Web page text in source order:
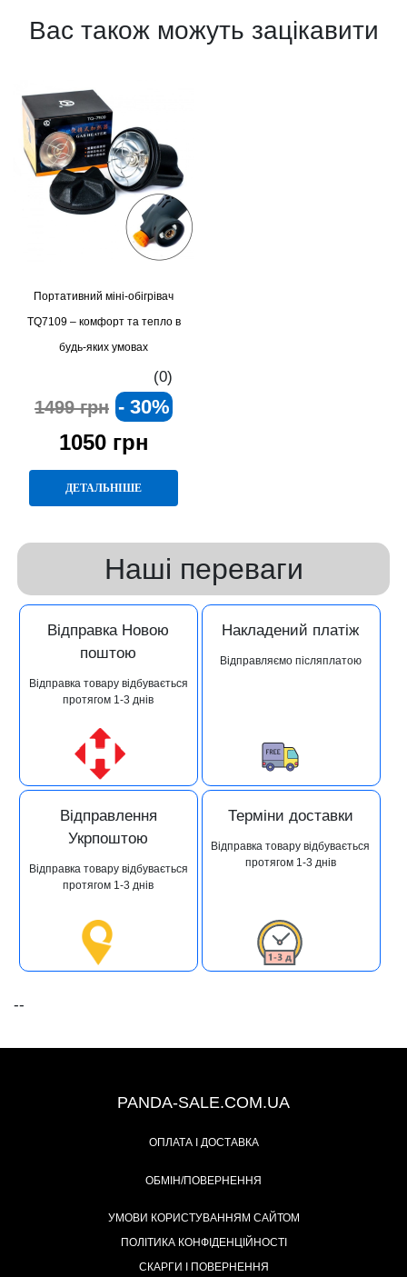
Вас також можуть зацікавити
Портативний міні-обігрівач
TQ7109 – комфорт та тепло в
будь-яких умовах
(0)
1499 грн - 30%
1050 грн
ДЕТАЛЬНІШЕ
Наші переваги
Відправка Новою
поштою
Відправка товару відбувається
протягом 1-3 днів
Накладений платіж
Відправляємо післяплатою
Відправлення
Укрпоштою
Відправка товару відбувається
протягом 1-3 днів
Терміни доставки
Відправка товару відбувається
протягом 1-3 днів
--
PANDA-SALE.COM.UA
ОПЛАТА І ДОСТАВКА
ОБМІН/ПОВЕРНЕННЯ
УМОВИ КОРИСТУВАННЯМ САЙТОМ
ПОЛІТИКА КОНФІДЕНЦІЙНОСТІ
СКАРГИ І ПОВЕРНЕННЯ